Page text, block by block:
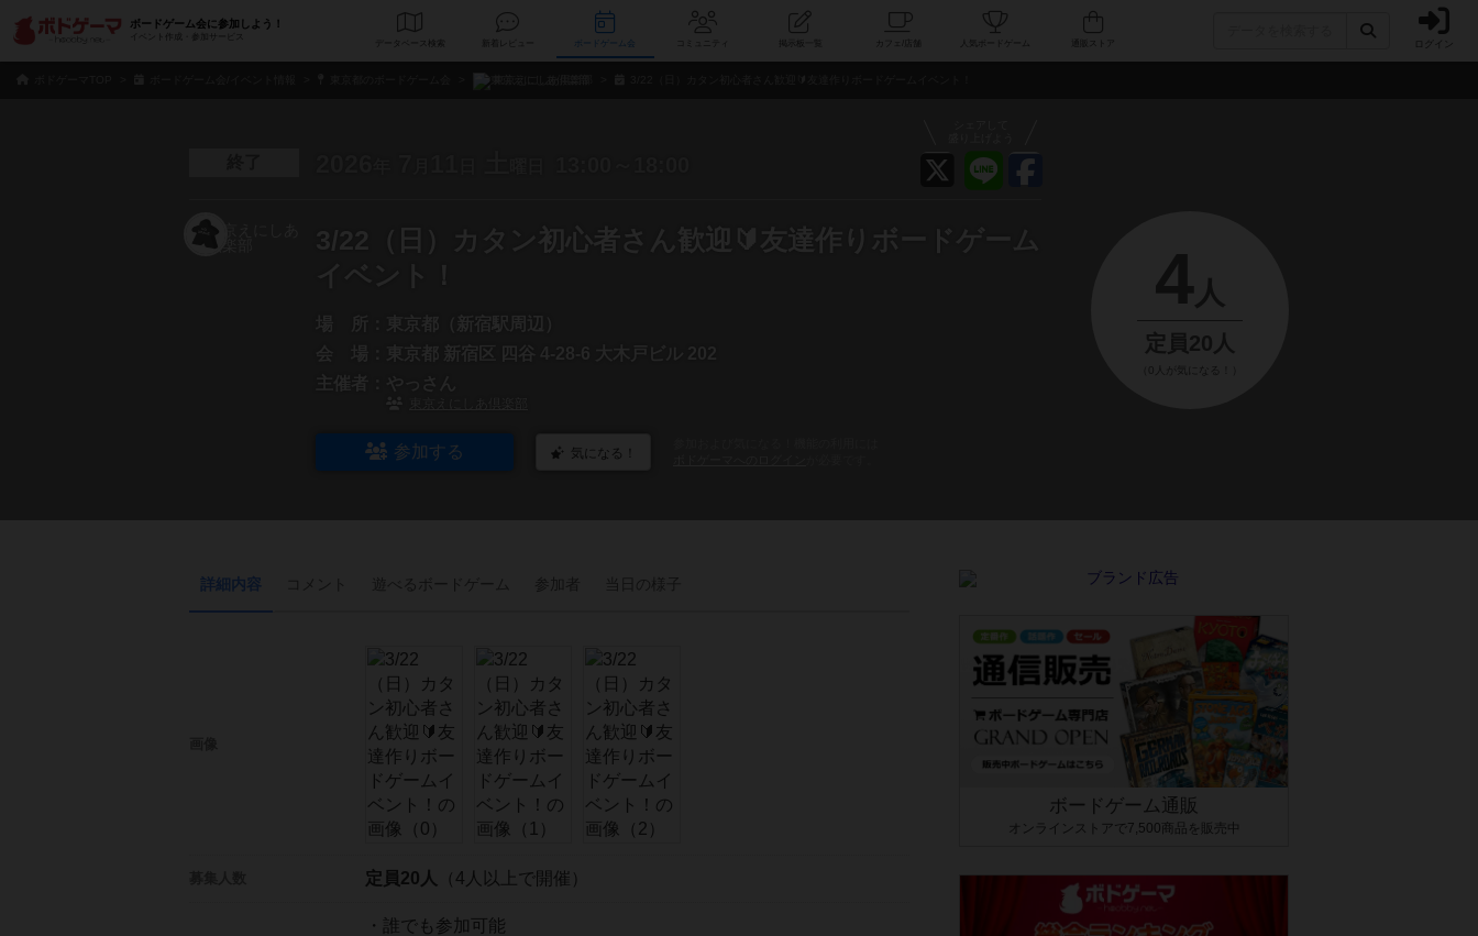
ボードゲーム会に参加しよう！
イベント作成・参加サービス
データベース 新着レビュー コミュニティ 人気ボードゲーム ログイン
3/22（日）カタン初心者さん歓迎🔰友達作りボードゲーム
イベント！
場 所：
東京都（新宿駅周辺）
会 場：
東京都 新宿区 四谷 4-28-6 大木戸ビル 202
主催者：
参加する 気になる！
4 人
定員20人
（0人が気になる！）
詳細内容
定員20人 （4人以上で開催）
・誰でも参加可能
ボードゲーム通販
オンラインストアで7,500商品を販売中